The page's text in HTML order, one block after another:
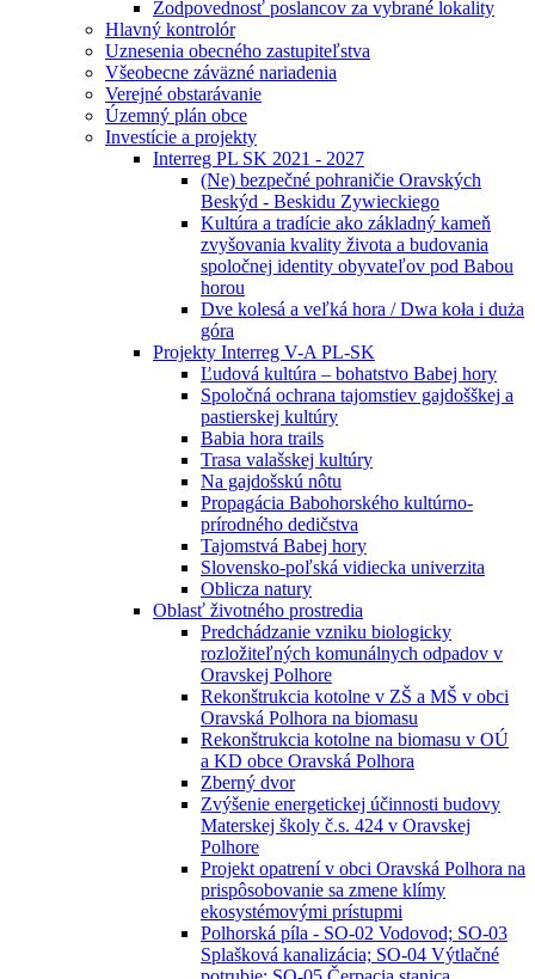
Zodpovednosť poslancov za vybrané lokality
Hlavný kontrolór
Uznesenia obecného zastupiteľstva
Všeobecne záväzné nariadenia
Verejné obstarávanie
Územný plán obce
Investície a projekty
Interreg PL SK 2021 - 2027
(Ne) bezpečné pohraničie Oravských
Beskýd - Beskidu Zywieckiego
Kultúra a tradície ako základný kameň
zvyšovania kvality života a budovania
spoločnej identity obyvateľov pod Babou
horou
Dve kolesá a veľká hora / Dwa koła i duża
góra
Projekty Interreg V-A PL-SK
Ľudová kultúra – bohatstvo Babej hory
Spoločná ochrana tajomstiev gajdošškej a
pastierskej kultúry
Babia hora trails
Trasa valašskej kultúry
Na gajdošskú nôtu
Propagácia Babohorského kultúrno-
prírodného dedičstva
Tajomstvá Babej hory
Slovensko-poľská vidiecka univerzita
Oblicza natury
Oblasť životného prostredia
Predchádzanie vzniku biologicky
rozložiteľných komunálnych odpadov v
Oravskej Polhore
Rekonštrukcia kotolne v ZŠ a MŠ v obci
Oravská Polhora na biomasu
Rekonštrukcia kotolne na biomasu v OÚ
a KD obce Oravská Polhora
Zberný dvor
Zvýšenie energetickej účinnosti budovy
Materskej školy č.s. 424 v Oravskej
Polhore
Projekt opatrení v obci Oravská Polhora na
prispôsobovanie sa zmene klímy
ekosystémovými prístupmi
Polhorská píla - SO-02 Vodovod; SO-03
Splašková kanalizácia; SO-04 Výtlačné